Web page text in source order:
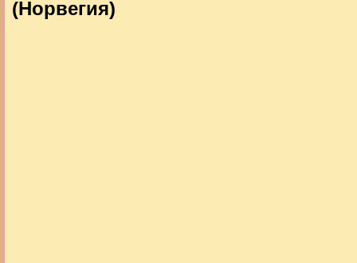
(Норвегия)